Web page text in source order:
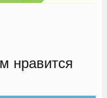
нравится